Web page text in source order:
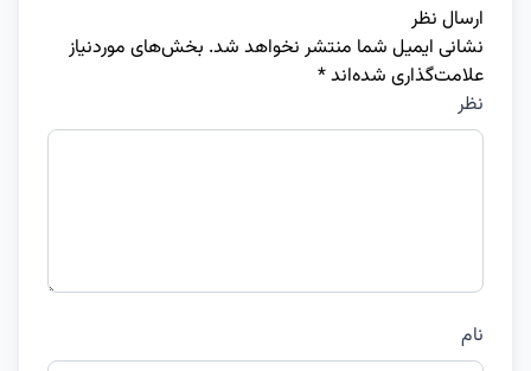
ارسال نظر
نشانی ایمیل شما منتشر نخواهد شد. بخش‌های موردنیاز
علامت‌گذاری شده‌اند*
نظر
نام